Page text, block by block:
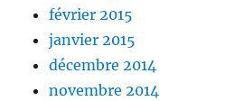
février 2015
janvier 2015
décembre 2014
novembre 2014